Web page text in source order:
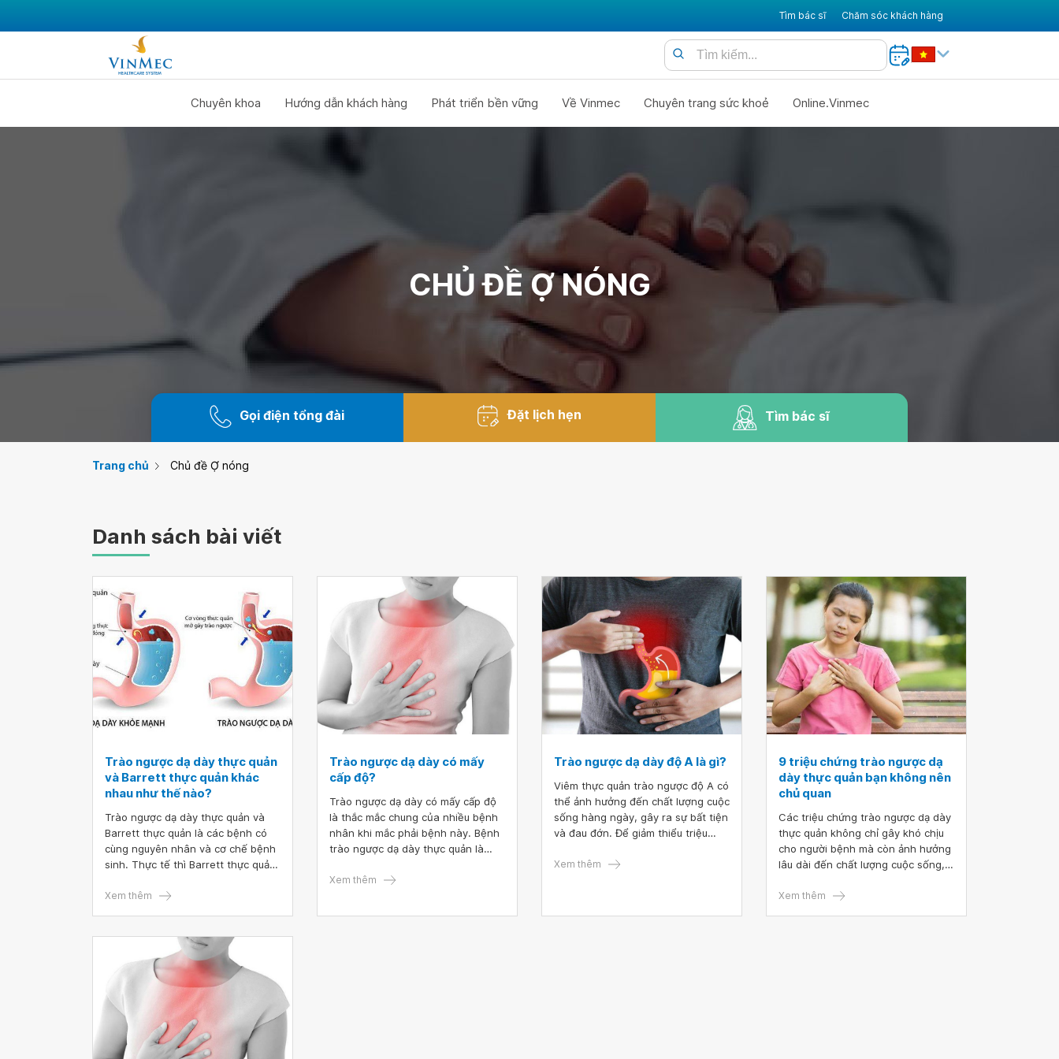
Tìm bác sĩ Chăm sóc khách hàng
Chuyên khoa Hướng dẫn khách hàng Phát triển bền vững Về Vinmec Chuyên trang sức khoẻ Online.Vinmec
CHỦ ĐỀ Ợ NÓNG
Gọi điện tổng đài Đặt lịch hẹn Tìm bác sĩ
Trang chủ Chủ đề Ợ nóng
Danh sách bài viết
Trào ngược dạ dày thực quản
và Barrett thực quản khác
nhau như thế nào?
Trào ngược dạ dày thực quản và
Barrett thực quản là các bệnh có
cùng nguyên nhân và cơ chế bệnh
sinh. Thực tế thì Barrett thực quản
dạ dày thực quản do không được
Xem thêm
Trào ngược dạ dày có mấy
cấp độ?
Trào ngược dạ dày có mấy cấp độ
là thắc mắc chung của nhiều bệnh
nhân khi mắc phải bệnh này. Bệnh
trào ngược dạ dày thực quản là
phát nhiều lần, có nguy cơ gây ra
Xem thêm
Trào ngược dạ dày độ A là gì?
Viêm thực quản trào ngược độ A có
thể ảnh hưởng đến chất lượng cuộc
sống hàng ngày, gây ra sự bất tiện
và đau đớn. Để giảm thiểu triệu
chế độ ăn uống, cũng như tuân thủ
Xem thêm
9 triệu chứng trào ngược dạ
dày thực quản bạn không nên
chủ quan
Các triệu chứng trào ngược dạ dày
thực quản không chỉ gây khó chịu
cho người bệnh mà còn ảnh hưởng
lâu dài đến chất lượng cuộc sống,
thực quản. Nhận biết sớm những
Xem thêm